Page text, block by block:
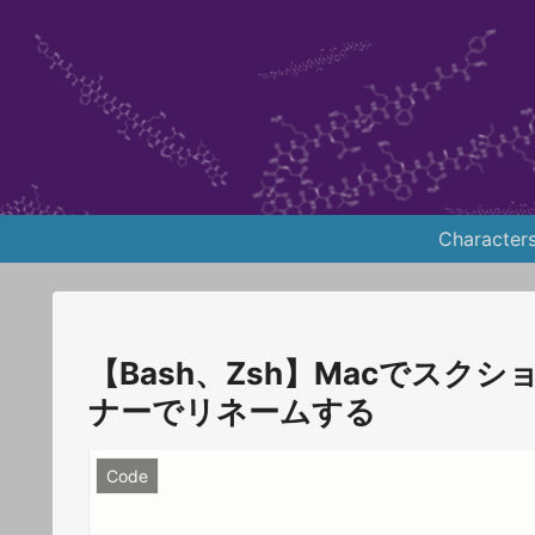
【Bash、Zsh】Macでスクシ
ナーでリネームする
Code